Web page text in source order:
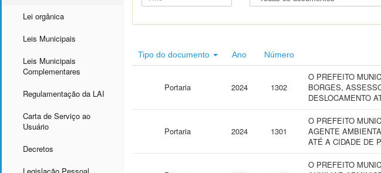
Lei orgânica
Leis Municipais
Leis Municipais
Complementares
Regulamentação da LAI
Carta de Serviço ao
Usuário
Decretos
Tipo do documento Ano Número
Portaria 2024 1302
O PREFEITO
BORGES,
DESLOCAMENTO
Portaria 2024 1301
O PREFEITO
AGENTE
ATÉ A CIDADE DE
O PREFEITO